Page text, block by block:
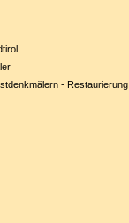
- Restaurierung